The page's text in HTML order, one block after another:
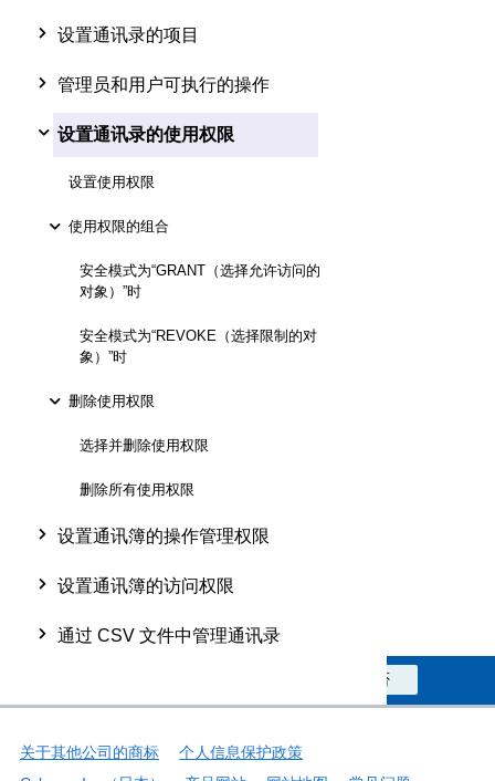
设置通讯录的项目
管理员和用户可执行的操作
设置通讯录的使用权限
设置使用权限
使用权限的组合
安全模式为“GRANT（选择允许访问的
对象）”时
安全模式为“REVOKE（选择限制的对
象）”时
删除使用权限
选择并删除使用权限
删除所有使用权限
设置通讯簿的操作管理权限
设置通讯簿的访问权限
通过 CSV 文件中管理通讯录
否
关于其他公司的商标
个人信息保护政策